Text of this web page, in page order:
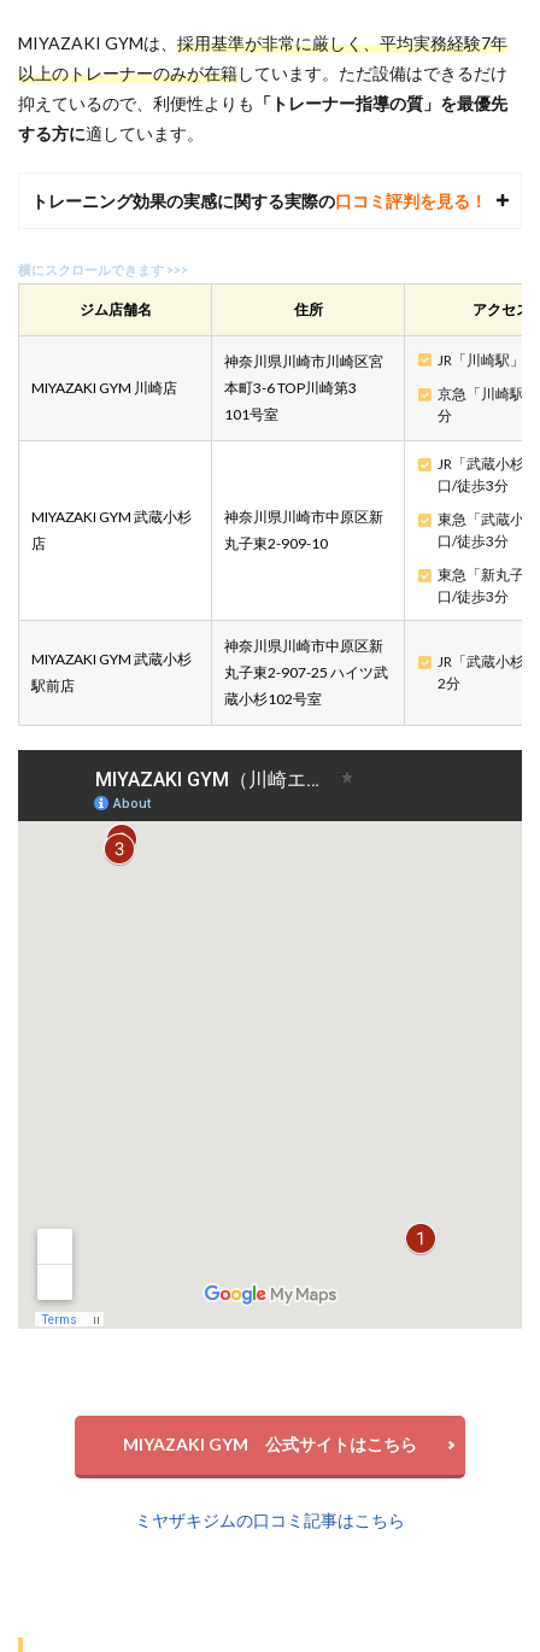
MIYAZAKI GYMは、 採用基準が非常に厳しく、平均実務経験7年
以上のトレーナーのみが在籍しています。ただ設備はできるだけ
抑えているので、利便性よりも 「トレーナー指導の質」を最優先
する方に適しています。
トレーニング効果の実感に関する実際の口コミ評判を見る！
ジム店舗名 住所 アクセス
MIYAZAKI GYM 川崎店
神奈川県川崎市川崎区宮
本町3-6 TOP川崎第3
101号室
JR「川崎駅」
京急「川崎駅
分
MIYAZAKI GYM 武蔵小杉
店
神奈川県川崎市中原区新
丸子東2-909-10
JR「武蔵小杉
口/徒歩3分
東急「武蔵小
口/徒歩3分
東急「新丸子
口/徒歩3分
MIYAZAKI GYM 武蔵小杉
駅前店
神奈川県川崎市中原区新
丸子東2-907-25 ハイツ武
蔵小杉102号室
JR「武蔵小杉
2分
MIYAZAKI GYM 公式サイトはこちら
ミヤザキジムの口コミ記事はこちら